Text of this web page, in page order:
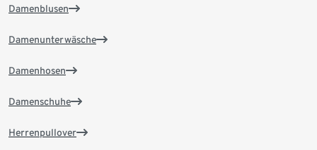
Damenblusen
Damenunterwäsche
Damenhosen
Damenschuhe
Herrenpullover